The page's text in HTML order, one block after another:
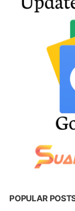
POPULAR